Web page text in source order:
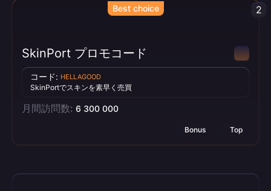
Best choice 2
SkinPort プロモコード
コード: HELLAGOOD
SkinPortでスキンを素早く売買
月間訪問数: 6 300 000
Bonus Top